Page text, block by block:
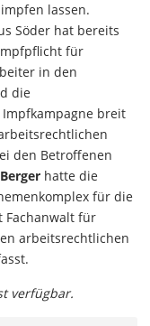
lassen.
Söder hat bereits
für
in den
die
breit
den Betroffenen
hatte die
für die
Fachanwalt für
arbeitsrechtlichen
verfügbar.